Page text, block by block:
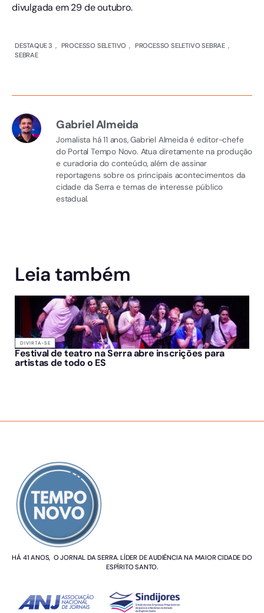
divulgada em 29 de outubro.
DESTAQUE 3 , PROCESSO SELETIVO , PROCESSO SELETIVO SEBRAE ,
SEBRAE
Gabriel Almeida
Jornalista há 11 anos, Gabriel Almeida é editor-chefe
do Portal Tempo Novo. Atua diretamente na produção
e curadoria do conteúdo, além de assinar
reportagens sobre os principais acontecimentos da
cidade da Serra e temas de interesse público
estadual.
Leia também
DIVIRTA-SE
Festival de teatro na Serra abre inscrições para
artistas de todo o ES
HÁ 41 ANOS, O JORNAL DA SERRA. LÍDER DE AUDIÊNCIA NA MAIOR CIDADE DO
ESPÍRITO SANTO.